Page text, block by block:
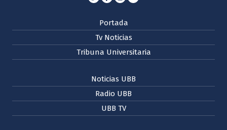
Portada
Tv Noticias
Tribuna Universitaria
Noticias UBB
Radio UBB
UBB TV